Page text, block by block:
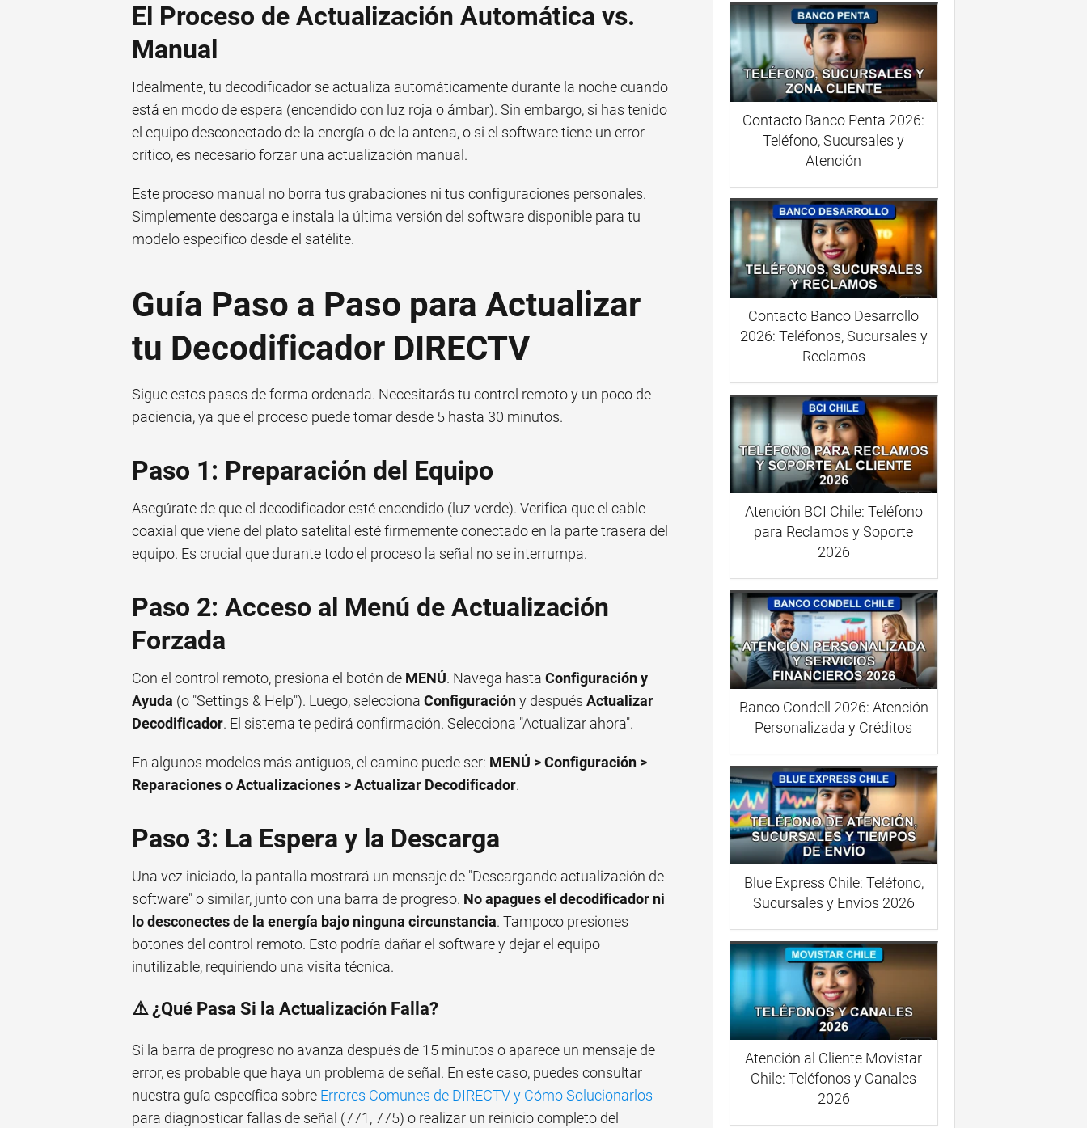
El Proceso de Actualización Automática vs.
Manual
Idealmente, tu decodificador se actualiza automáticamente durante la noche cuando
está en modo de espera (encendido con luz roja o ámbar). Sin embargo, si has tenido
el equipo desconectado de la energía o de la antena, o si el software tiene un error
crítico, es necesario forzar una actualización manual.
Este proceso manual no borra tus grabaciones ni tus configuraciones personales.
Simplemente descarga e instala la última versión del software disponible para tu
modelo específico desde el satélite.
Guía Paso a Paso para Actualizar
tu Decodificador DIRECTV
Sigue estos pasos de forma ordenada. Necesitarás tu control remoto y un poco de
paciencia, ya que el proceso puede tomar desde 5 hasta 30 minutos.
Paso 1: Preparación del Equipo
Asegúrate de que el decodificador esté encendido (luz verde). Verifica que el cable
coaxial que viene del plato satelital esté firmemente conectado en la parte trasera del
equipo. Es crucial que durante todo el proceso la señal no se interrumpa.
Paso 2: Acceso al Menú de Actualización
Forzada
Con el control remoto, presiona el botón de MENÚ. Navega hasta Configuración y
Ayuda (o "Settings & Help"). Luego, selecciona Configuracióny después Actualizar
Decodificador. El sistema te pedirá confirmación. Selecciona "Actualizar ahora".
En algunos modelos más antiguos, el camino puede ser: MENÚ > Configuración >
Reparaciones o Actualizaciones > Actualizar Decodificador.
Paso 3: La Espera y la Descarga
Una vez iniciado, la pantalla mostrará un mensaje de "Descargando actualización de
software" o similar, junto con una barra de progreso. No apagues el decodificador ni
lo desconectes de la energía bajo ninguna circunstancia. Tampoco presiones
botones del control remoto. Esto podría dañar el software y dejar el equipo
inutilizable, requiriendo una visita técnica.
⚠️ ¿Qué Pasa Si la Actualización Falla?
Si la barra de progreso no avanza después de 15 minutos o aparece un mensaje de
error, es probable que haya un problema de señal. En este caso, puedes consultar
nuestra guía específica sobre Errores Comunes de DIRECTV y Cómo Solucionarlos
para diagnosticar fallas de señal (771, 775) o realizar un reinicio completo del
Contacto Banco Penta 2026:
Teléfono, Sucursales y
Atención
Contacto Banco Desarrollo
2026: Teléfonos, Sucursales y
Reclamos
Atención BCI Chile: Teléfono
para Reclamos y Soporte
2026
Banco Condell 2026: Atención
Personalizada y Créditos
Blue Express Chile: Teléfono,
Sucursales y Envíos 2026
Atención al Cliente Movistar
Chile: Teléfonos y Canales
2026